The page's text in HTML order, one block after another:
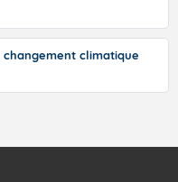
changement climatique